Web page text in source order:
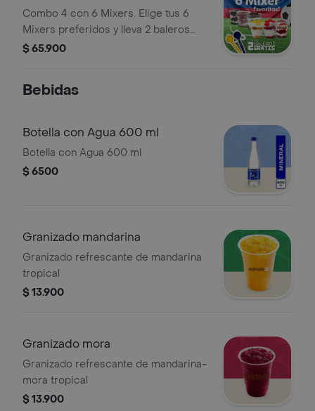
Combo 4 con 6 Mixers. Elige tus 6
Mixers preferidos y lleva 2 baleros
GRATIS.
$ 65.900
Bebidas
Botella con Agua 600 ml
Botella con Agua 600 ml
$ 6500
Granizado mandarina
Granizado refrescante de mandarina
tropical
$ 13.900
Granizado mora
Granizado refrescante de mandarina-
mora tropical
$ 13.900